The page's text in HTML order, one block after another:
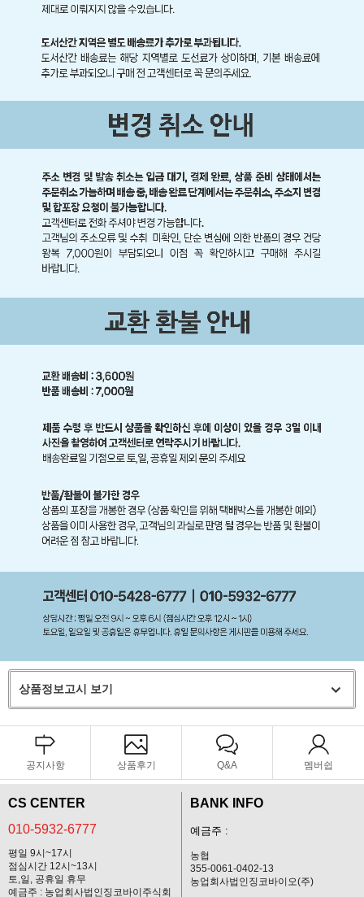
상품정보고시 보기
공지사항 상품후기 Q&A 멤버쉽
CS CENTER
010-5932-6777
평일 9시~17시
점심시간 12시~13시
토,일, 공휴일 휴무
예금주 : 농업회사법인징코바이주식회
BANK INFO
예금주 :
농협
355-0061-0402-13
농업회사법인징코바이오(주)